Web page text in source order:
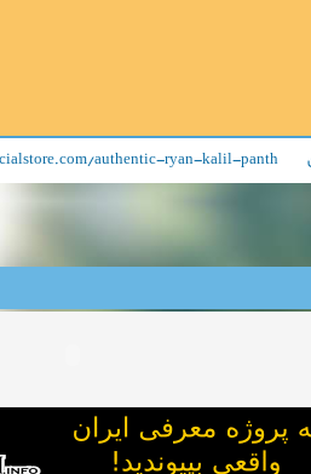
authentic-ryan-kalil-panth